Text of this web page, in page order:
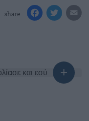
share
και εσύ